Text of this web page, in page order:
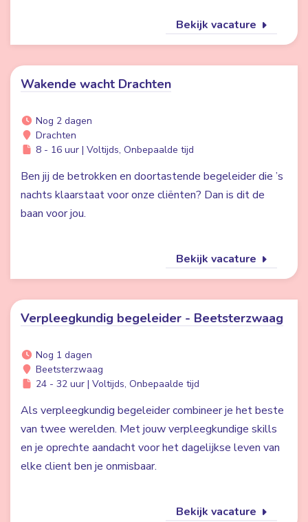
Bekijk vacature
Wakende wacht Drachten
Nog 2 dagen
Drachten
8 - 16 uur | Voltijds, Onbepaalde tijd
Ben jij de betrokken en doortastende begeleider die ’s
nachts klaarstaat voor onze cliënten? Dan is dit de
baan voor jou.
Bekijk vacature
Verpleegkundig begeleider - Beetsterzwaag
Nog 1 dagen
Beetsterzwaag
24 - 32 uur | Voltijds, Onbepaalde tijd
Als verpleegkundig begeleider combineer je het beste
van twee werelden. Met jouw verpleegkundige skills
en je oprechte aandacht voor het dagelijkse leven van
elke client ben je onmisbaar.
Bekijk vacature